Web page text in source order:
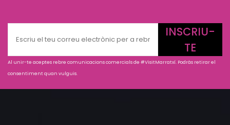
INSCRIU-
TE
Al unir-te aceptes rebre comunicacions comercials de #VisitMarratxí. Podràs retirar el
consentiment quan vulguis.